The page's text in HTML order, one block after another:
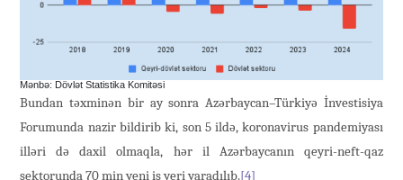
Mənbə: Dövlət Statistika Komitəsi
Bundan təxminən bir ay sonra Azərbaycan–Türkiyə İnvestisiya
Forumunda nazir bildirib ki, son 5 ildə, koronavirus pandemiyası
illəri də daxil olmaqla, hər il Azərbaycanın qeyri-neft-qaz
sektorunda 70 min yeni iş yeri yaradılıb.[4]